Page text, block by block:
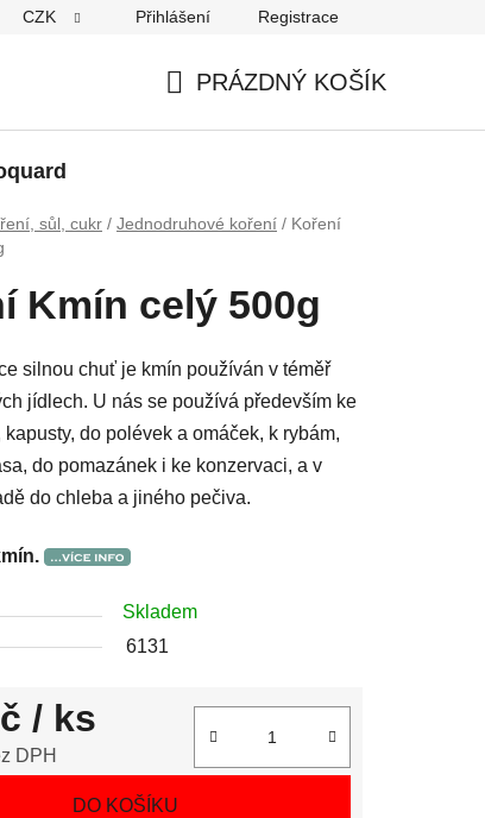
CZK Přihlášení Registrace
PRÁZDNÝ KOŠÍK
sůl, cukr / Jednodruhové koření / Koření
Kmín celý 500g
silnou chuť je kmín používán v téměř
jídlech. U nás se používá především ke
kapusty, do polévek a omáček, k rybám,
do pomazánek i ke konzervaci, a v
do chleba a jiného pečiva.
Skladem
6131
/ ks
DPH
DO KOŠÍKU